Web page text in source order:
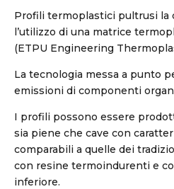
Profili termoplastici pultrusi la
l’utilizzo di una matrice
(ETPU Engineering
La tecnologia messa a punto
emissioni di componenti
I profili possono essere
sia piene che cave con
comparabili a quelle dei
con resine termoindurenti e
inferiore.